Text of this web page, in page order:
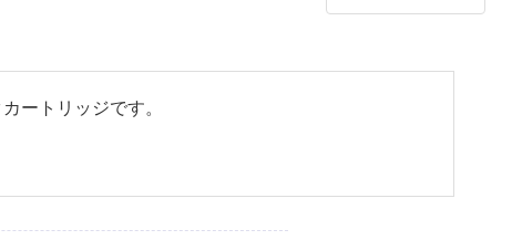
ートリッジです。